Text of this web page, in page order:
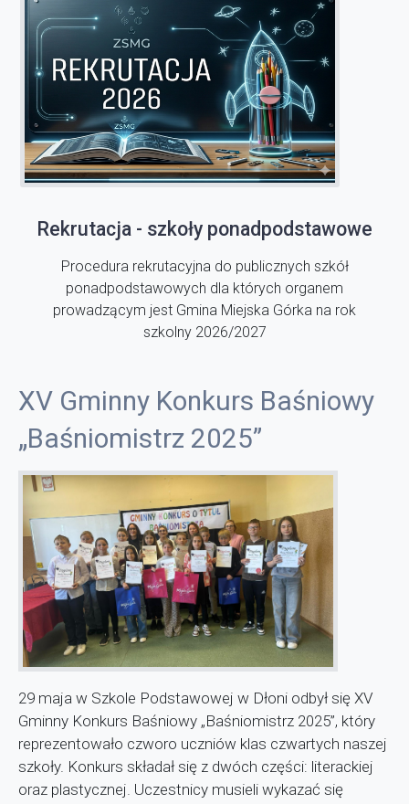
Rekrutacja - szkoły ponadpodstawowe
Procedura rekrutacyjna do publicznych szkół
ponadpodstawowych dla których organem
prowadzącym jest Gmina Miejska Górka na rok
szkolny 2026/2027
XV Gminny Konkurs Baśniowy
„Baśniomistrz 2025”
29 maja w Szkole Podstawowej w Dłoni odbył się XV
Gminny Konkurs Baśniowy „Baśniomistrz 2025”, który
reprezentowało czworo uczniów klas czwartych naszej
szkoły. Konkurs składał się z dwóch części: literackiej
oraz plastycznej. Uczestnicy musieli wykazać się